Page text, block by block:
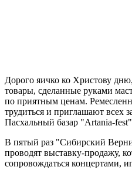
Дорого яичко ко Христову
товары, сделанные руками
по приятным ценам.
трудиться и приглашают всех
Пасхальный базар "Artania-
В пятый раз "Сибирский
проводят выставку-продажу,
сопровождаться концертами,